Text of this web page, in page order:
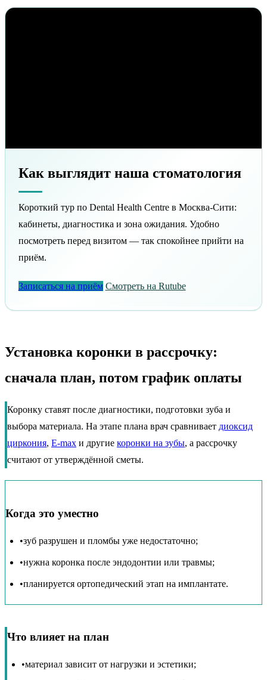
Как выглядит наша стоматология
Короткий тур по Dental Health Centre в Москва-Сити:
кабинеты, диагностика и зона ожидания. Удобно
посмотреть перед визитом — так спокойнее прийти на
приём.
Записаться на приём Смотреть на Rutube
Установка коронки в рассрочку:
сначала план, потом график оплаты
Коронку ставят после диагностики, подготовки зуба и
выбора материала. На этапе плана врач сравнивает диоксид
циркония, E-max и другие коронки на зубы, а рассрочку
считают от утверждённой сметы.
Когда это уместно
•зуб разрушен и пломбы уже недостаточно;
•нужна коронка после эндодонтии или травмы;
•планируется ортопедический этап на имплантате.
Что влияет на план
•материал зависит от нагрузки и эстетики;